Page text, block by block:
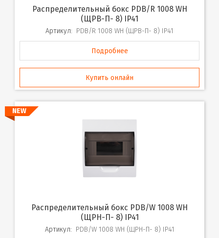
Распределительный бокс PDB/R 1008 WH
(ЩРВ-П- 8) IP41
Артикул: PDB/R 1008 WH (ЩРВ-П- 8) IP41
Подробнее
Купить онлайн
NEW
Распределительный бокс PDB/W 1008 WH
(ЩРН-П- 8) IP41
Артикул: PDB/W 1008 WH (ЩРН-П- 8) IP41